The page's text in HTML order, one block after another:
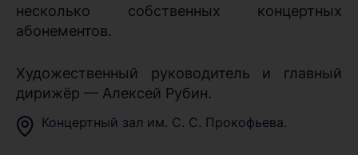
несколько собственных концертных
абонементов.
Художественный руководитель и главный
дирижёр — Алексей Рубин.
Концертный зал им. С. С. Прокофьева.